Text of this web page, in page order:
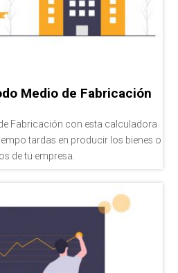
Medio de Fabricación
Fabricación con esta calculadora
tardas en producir los bienes o
de tu empresa.